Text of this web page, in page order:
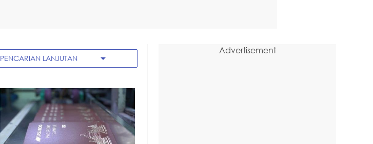
PENCARIAN LANJUTAN arrow_drop_down
Advertisement